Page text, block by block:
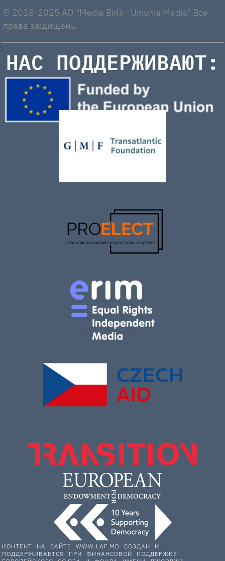
© 2018-2025 AO "Media Birlii - Uniunia Media" Все
права защищены
НАС ПОДДЕРЖИВАЮТ:
КОНТЕНТ НА САЙТЕ WWW.LAF.MD СОЗДАН И
ПОДДЕРЖИВАЕТСЯ ПРИ ФИНАНСОВОЙ ПОДДЕРЖКЕ